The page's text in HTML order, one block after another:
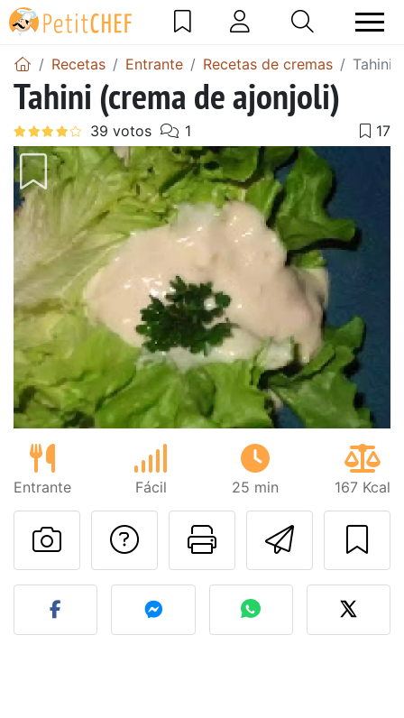
Recetas Entrante Recetas de cremas Tahini
Tahini (crema de ajonjoli)
Entrante Fácil 25 min 167 Kcal
Imprimir
Preguntar al autor
Publicar la foto de esta